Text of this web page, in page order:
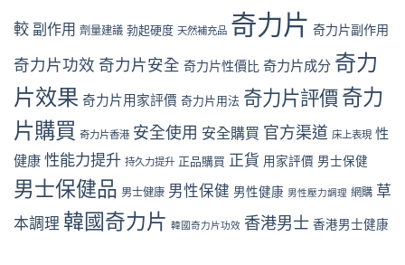
面
分
中
扣
最
購
時
機〉
中
拆
與
性
購
買
指
南〉
程
整
學：
從
下
單
到
收
貨
一
次
看
較 副作用 劑量建議 勃起硬度 天然補充品 奇力片 奇力片副作用
奇力片功效 奇力片安全 奇力片性價比 奇力片成分 奇力
片效果 奇力片用家評價 奇力片用法 奇力片評價 奇力
片購買 奇力片香港 安全使用 安全購買 官方渠道 床上表現 性
健康 性能力提升 持久力提升 正品購買 正貨 用家評價 男士保健
男士保健品 男士健康 男性保健 男性健康 男性壓力調理 網購 草
本調理 韓國奇力片 韓國奇力片功效 香港男士 香港男士健康